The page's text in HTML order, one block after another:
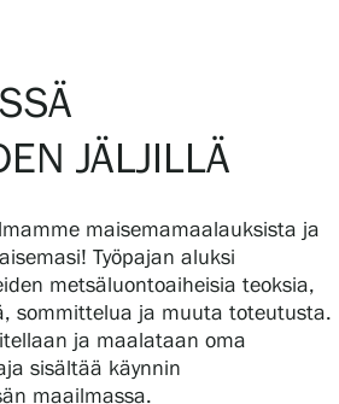
JÄLJILLÄ
maisemamaalauksista ja
Työpajan aluksi
metsäluontoaiheisia teoksia,
sommittelua ja muuta toteutusta.
ja maalataan oma
sisältää käynnin
maailmassa.